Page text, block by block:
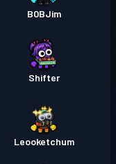
B0BJim
Shifter
Leooketchum